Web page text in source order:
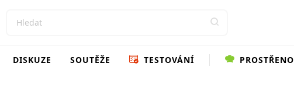
DISKUZE SOUTĚŽE TESTOVÁNÍ PROSTŘENO